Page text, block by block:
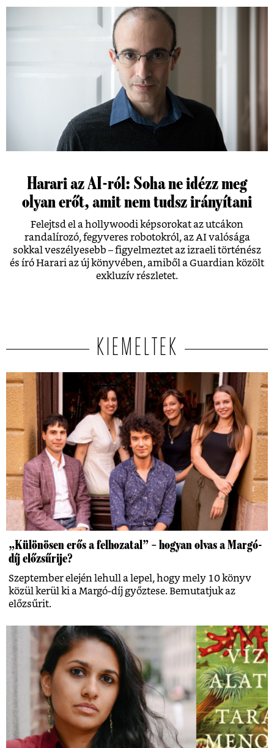
Harari az AI-ról: Soha ne idézz meg
olyan erőt, amit nem tudsz irányítani
Felejtsd el a hollywoodi képsorokat az utcákon
randalírozó, fegyveres robotokról, az AI valósága
sokkal veszélyesebb – figyelmeztet az izraeli történész
és író Harari az új könyvében, amiből a Guardian közölt
exkluzív részletet.
KIEMELTEK
„Különösen erős a felhozatal” – hogyan olvas a Margó-
díj előzsűrije?
Szeptember elején lehull a lepel, hogy mely 10 könyv
közül kerül ki a Margó-díj győztese. Bemutatjuk az
előzsűrit.